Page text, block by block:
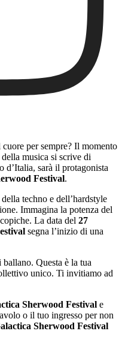
per sempre? Il momento
musica si scrive di
d’Italia, sarà il protagonista
Festival.
techno e dell’hardstyle
Immagina la potenza del
La data del 27
segna l’inizio di una
Questa è la tua
unico. Ti invitiamo ad
Sherwood Festival e
o il tuo ingresso per non
Sherwood Festival